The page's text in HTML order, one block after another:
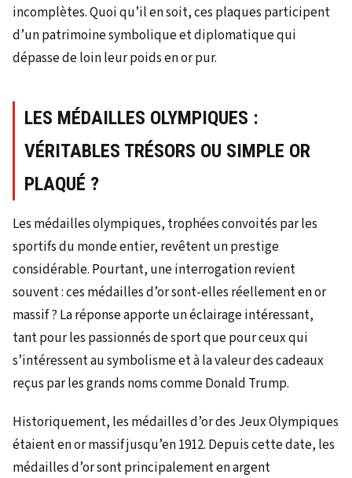
incomplètes. Quoi qu’il en soit, ces plaques participent
d’un patrimoine symbolique et diplomatique qui
dépasse de loin leur poids en or pur.
LES MÉDAILLES OLYMPIQUES :
VÉRITABLES TRÉSORS OU SIMPLE OR
PLAQUÉ ?
Les médailles olympiques, trophées convoités par les
sportifs du monde entier, revêtent un prestige
considérable. Pourtant, une interrogation revient
souvent : ces médailles d’or sont-elles réellement en or
massif ? La réponse apporte un éclairage intéressant,
tant pour les passionnés de sport que pour ceux qui
s’intéressent au symbolisme et à la valeur des cadeaux
reçus par les grands noms comme Donald Trump.
Historiquement, les médailles d’or des Jeux Olympiques
étaient en or massif jusqu’en 1912. Depuis cette date, les
médailles d’or sont principalement en argent